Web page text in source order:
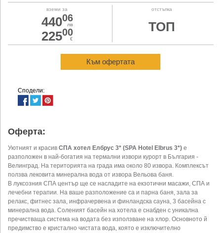
вземи за
44006
лв
22500
€
отстъпка
ТОП
Към офертата
Сподели:
Оферта:
Уютният и красив СПА хотел Елбрус 3* (SPA Hotel Elbrus 3*) е
разположен в най-богатия на термални извори курорт в България -
Велинград. На територията на града има около 80 извора. Комплексът
ползва лековита минерална вода от извора Вельова баня.
В луксозния СПА център ще се насладите на екзотични масажи, СПА и
лечебни терапии. На ваше разположение са и парна баня, зала за
релакс, фитнес зала, инфрачервена и финландска сауна, 3 басейна с
минерална вода. Соленият басейн на хотела е снабден с уникална
пречистваща система на водата без използване на хлор. Основното й
предимство е кристално чистата вода, която е изключително